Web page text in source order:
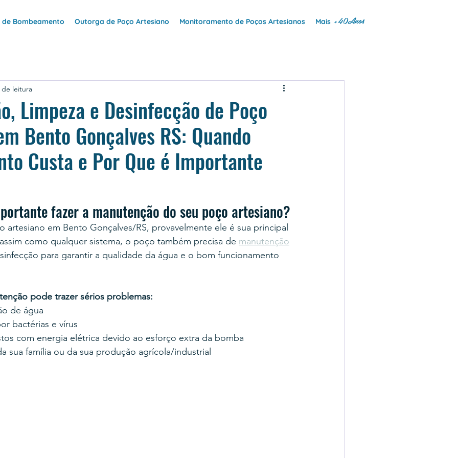
de Bombeamento Outorga de Poço Artesiano Monitoramento de Poços Artesianos Mais +40Anos
Limpeza e Desinfecção de Poço
Bento Gonçalves RS: Quando
Custa e Por Que é Importante
de leitura
fazer a manutenção do seu poço artesiano?
artesiano em Bento Gonçalves/RS, provavelmente ele é sua principal
como qualquer sistema, o poço também precisa de manutenção
para garantir a qualidade da água e o bom funcionamento
pode trazer sérios problemas:
de água
bactérias e vírus
com energia elétrica devido ao esforço extra da bomba
sua família ou da sua produção agrícola/industrial